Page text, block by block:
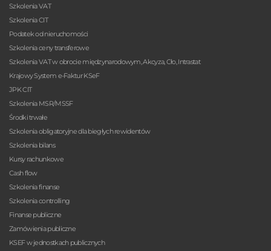
Szkolenia VAT
Szkolenia CIT
Podatek od nieruchomości
Szkolenia ceny transferowe
Szkolenia VAT w obrocie międzynarodowym, Akcyza, Cło, Intrastat
Krajowy System e-Faktur KSeF
JPK CIT
Szkolenia MSR/MSSF
Środki trwałe
Szkolenia obligatoryjne dla biegłych rewidentów
Szkolenia bilans
Kursy rachunkowe
Cash flow
Szkolenia finanse
Szkolenia controlling
Finanse publiczne
Zamówienia publiczne
KSEF w jednostkach publicznych